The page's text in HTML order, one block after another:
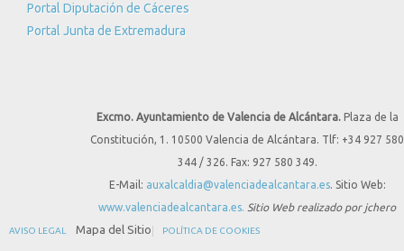
Portal Diputación de Cáceres
Portal Junta de Extremadura
Excmo. Ayuntamiento de Valencia de Alcántara. Plaza de la
Constitución, 1. 10500 Valencia de Alcántara. Tlf: +34 927 580
344 / 326. Fax: 927 580 349.
E-Mail: auxalcaldia@valenciadealcantara.es. Sitio Web:
www.valenciadealcantara.es. Sitio Web realizado por jchero
AVISO LEGAL Mapa del Sitio POLÍTICA DE COOKIES